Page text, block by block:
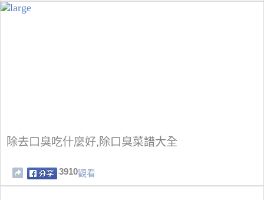
除去口臭吃什麼好,除口臭菜譜大全
3910觀看